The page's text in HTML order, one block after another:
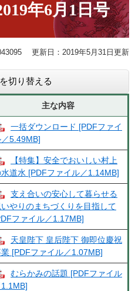
年6月1日号
更新日：2019年5月31日更新
切り替える
主な内容
一括ダウンロード [PDFファイ
／5.49MB]
【特集】安全でおいしい村上
道水 [PDFファイル／1.14MB]
支え合いの安心して暮らせる
やりのまちづくりを目指して
ファイル／1.17MB]
天皇陛下 皇后陛下 御即位慶祝
[PDFファイル／1.07MB]
むらかみの話題 [PDFファイル
1.1MB]